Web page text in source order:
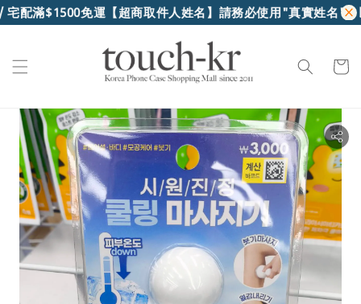
配滿$1500免運【超商取件人姓名】請務必使用"真實姓名"，